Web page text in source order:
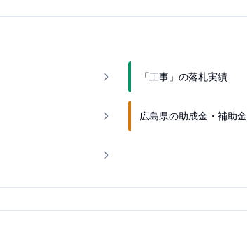
「工事」の落札実績
広島県の助成金・補助金